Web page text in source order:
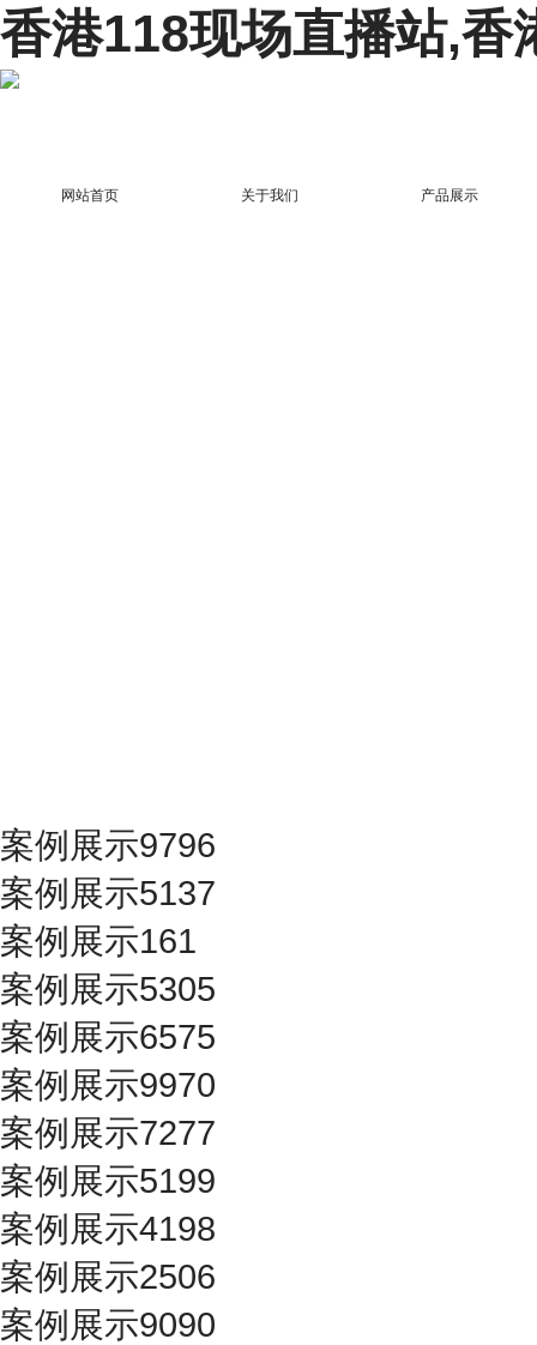
香港118现场直播站,香
网站首页 关于我们 产品展示
案例展示9796
案例展示5137
案例展示161
案例展示5305
案例展示6575
案例展示9970
案例展示7277
案例展示5199
案例展示4198
案例展示2506
案例展示9090